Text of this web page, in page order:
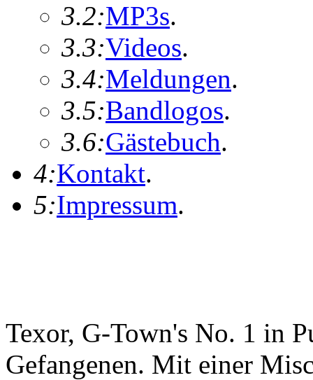
3.2:MP3s.
3.3:Videos.
3.4:Meldungen.
3.5:Bandlogos.
3.6:Gästebuch.
4:Kontakt.
5:Impressum.
Texor, G-Town's No. 1 in
Gefangenen. Mit einer